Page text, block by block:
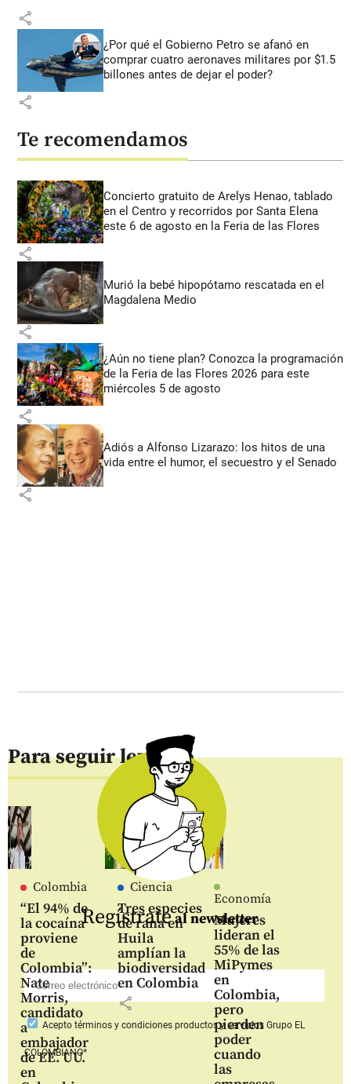
share
¿Por qué el Gobierno Petro se afanó en
comprar cuatro aeronaves militares por $1.5
billones antes de dejar el poder?
share
Te recomendamos
Concierto gratuito de Arelys Henao, tablado
en el Centro y recorridos por Santa Elena
este 6 de agosto en la Feria de las Flores
share
Murió la bebé hipopótamo rescatada en el
Magdalena Medio
share
¿Aún no tiene plan? Conozca la programación
de la Feria de las Flores 2026 para este
miércoles 5 de agosto
share
Adiós a Alfonso Lizarazo: los hitos de una
vida entre el humor, el secuestro y el Senado
share
Para seguir leyendo
Colombia
“El 94% de
la cocaína
proviene
de
Colombia”:
Nate
Morris,
candidato
a
embajador
de EE. UU.
en
Ciencia
Tres especies
de rana en
Huila
amplían la
biodiversidad
en Colombia
share
Economía
Mujeres
lideran el
55% de las
MiPymes
en
Colombia,
pero
pierden
poder
cuando
las
Regístrateal newsletter
Aceptotérminos y condiciones productos y serviciosGrupo EL
COLOMBIANO*